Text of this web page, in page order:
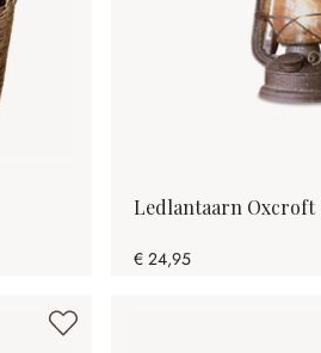
Ledlantaarn Oxcroft
€ 24,95